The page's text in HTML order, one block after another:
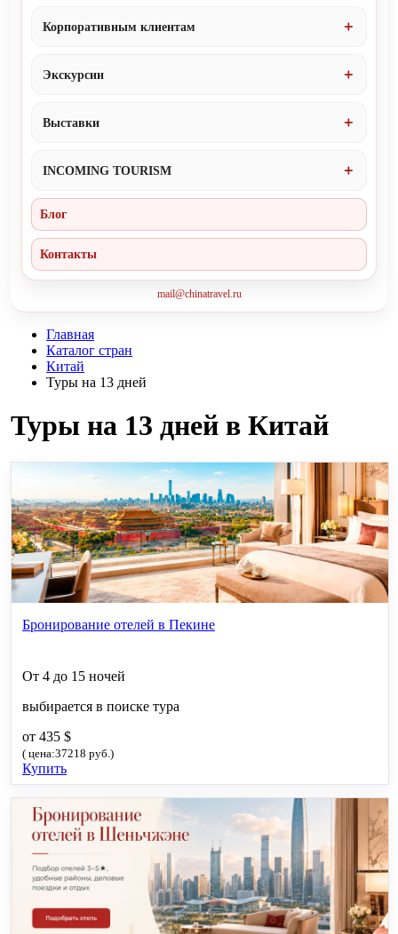
Корпоративным клиентам
Экскурсии
Выставки
INCOMING TOURISM
Блог
Контакты
mail@chinatravel.ru
Главная
Каталог стран
Китай
Туры на 13 дней
Туры на 13 дней в Китай
Бронирование отелей в Пекине
От 4 до 15 ночей
выбирается в поиске тура
от 435 $
( цена:37218 руб.)
Купить